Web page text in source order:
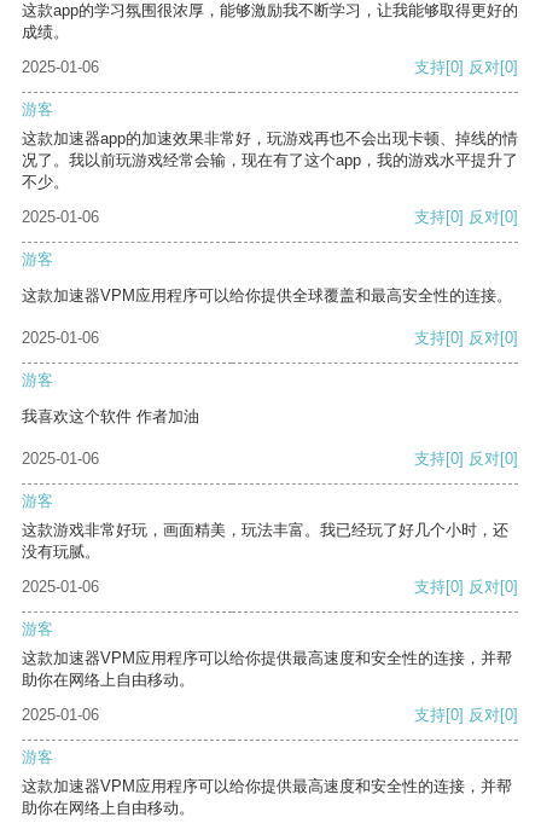
这款app的学习氛围很浓厚，能够激励我不断学习，让我能够取得更好的
成绩。
2025-01-06
支持[0] 反对[0]
游客
这款加速器app的加速效果非常好，玩游戏再也不会出现卡顿、掉线的情
况了。我以前玩游戏经常会输，现在有了这个app，我的游戏水平提升了
不少。
2025-01-06
支持[0] 反对[0]
游客
这款加速器VPM应用程序可以给你提供全球覆盖和最高安全性的连接。
2025-01-06 支持[0] 反对[0]
游客
我喜欢这个软件 作者加油
2025-01-06 支持[0] 反对[0]
游客
这款游戏非常好玩，画面精美，玩法丰富。我已经玩了好几个小时，还
没有玩腻。
2025-01-06
支持[0] 反对[0]
游客
这款加速器VPM应用程序可以给你提供最高速度和安全性的连接，并帮
助你在网络上自由移动。
2025-01-06
支持[0] 反对[0]
游客
这款加速器VPM应用程序可以给你提供最高速度和安全性的连接，并帮
助你在网络上自由移动。